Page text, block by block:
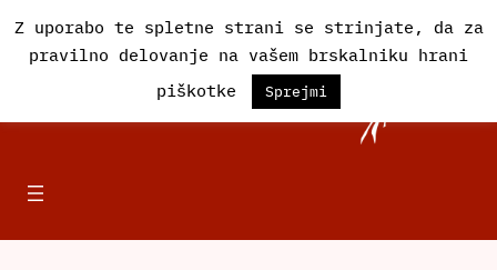
na
vsebino
Z uporabo te spletne strani se strinjate, da za
pravilno delovanje na vašem brskalniku hrani
piškotke
Sprejmi